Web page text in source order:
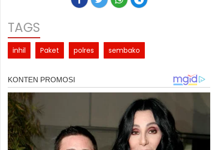
TAGS
inhil Paket polres sembako